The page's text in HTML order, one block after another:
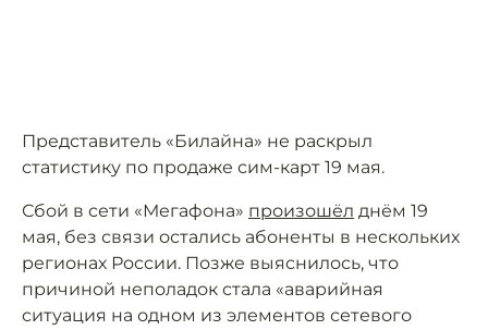
Представитель «Билайна» не раскрыл
статистику по продаже сим-карт 19 мая.
Сбой в сети «Мегафона» произошёл днём 19
мая, без связи остались абоненты в нескольких
регионах России. Позже выяснилось, что
причиной неполадок стала «аварийная
ситуация на одном из элементов сетевого